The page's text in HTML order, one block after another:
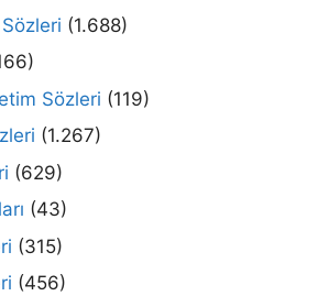
(1.688)
Sözleri (119)
(1.267)
(629)
(43)
(315)
(456)